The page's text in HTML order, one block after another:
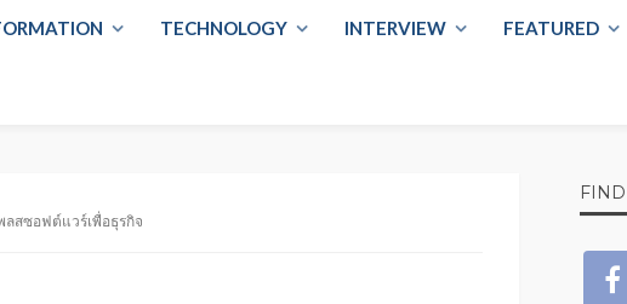
TECHNOLOGY INTERVIEW FEATURED
พลสซอฟต์แวร์เพื่อธุรกิจ